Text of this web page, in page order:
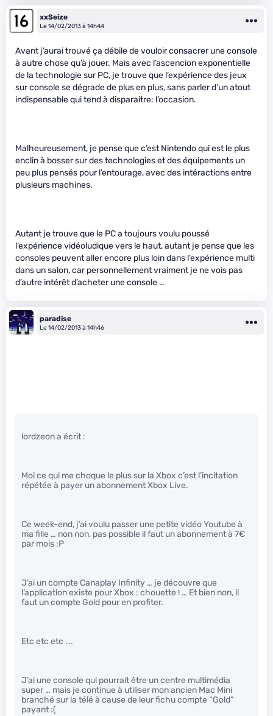
xxSeize
Le 14/02/2013 à 14h44
Avant j’aurai trouvé ça débile de vouloir consacrer une console
à autre chose qu’à jouer. Mais avec l’ascencion exponentielle
de la technologie sur PC, je trouve que l’expérience des jeux
sur console se dégrade de plus en plus, sans parler d’un atout
indispensable qui tend à disparaitre: l’occasion.
Malheureusement, je pense que c’est Nintendo qui est le plus
enclin à bosser sur des technologies et des équipements un
peu plus pensés pour l’entourage, avec des intéractions entre
plusieurs machines.
Autant je trouve que le PC a toujours voulu poussé
l’expérience vidéoludique vers le haut, autant je pense que les
consoles peuvent aller encore plus loin dans l’expérience multi
dans un salon, car personnellement vraiment je ne vois pas
d’autre intérêt d’acheter une console …
paradise
Le 14/02/2013 à 14h46
lordzeon a écrit :
Moi ce qui me choque le plus sur la Xbox c’est l’incitation
répétée à payer un abonnement Xbox Live.
Ce week-end, j’ai voulu passer une petite vidéo Youtube à
ma fille … non non, pas possible il faut un abonnement à 7€
par mois :P
J’ai un compte Canaplay Infinity … je découvre que
l’application existe pour Xbox : chouette ! … Et bien non, il
faut un compte Gold pour en profiter.
Etc etc etc ….
J’ai une console qui pourrait être un centre multimédia
super … mais je continue à utiliser mon ancien Mac Mini
branché sur la télé à cause de leur fichu compte “Gold”
payant :(